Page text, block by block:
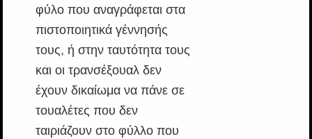
φύλο που αναγράφεται στα
πιστοποιητικά γέννησής
τους, ή στην ταυτότητα τους
και οι τρανσέξουαλ δεν
έχουν δικαίωμα να πάνε σε
τουαλέτες που δεν
ταιριάζουν στο φύλλο που